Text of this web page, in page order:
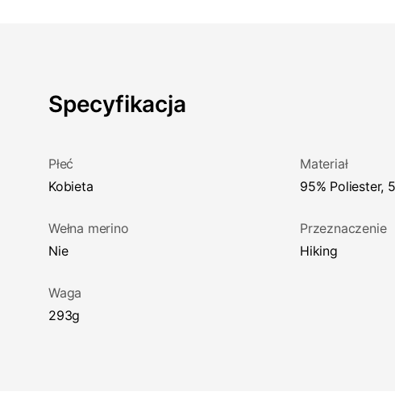
Specyfikacja
Płeć
Kobieta
Materiał
95% Poliester,
Wełna merino
Nie
Przeznaczenie
Hiking
Waga
293g